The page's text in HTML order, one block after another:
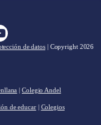
de datos| Copyright 2026
|Colegio Andel
de educar| Colegios